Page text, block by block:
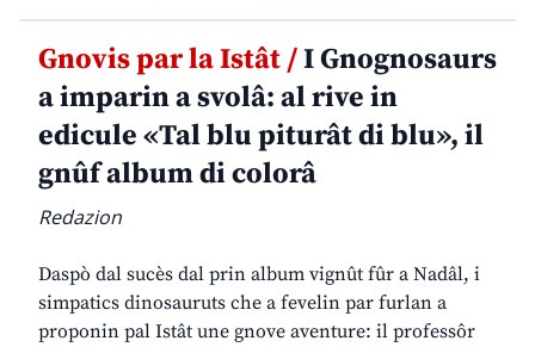
Gnovis par la Istât /I Gnognosaurs
a imparin a svolâ: al rive in
edicule «Tal blu piturât di blu», il
gnûf album di colorâ
Redazion
Daspò dal sucès dal prin album vignût fûr a Nadâl, i
simpatics dinosauruts che a fevelin par furlan a
proponin pal Istât une gnove aventure: il professôr